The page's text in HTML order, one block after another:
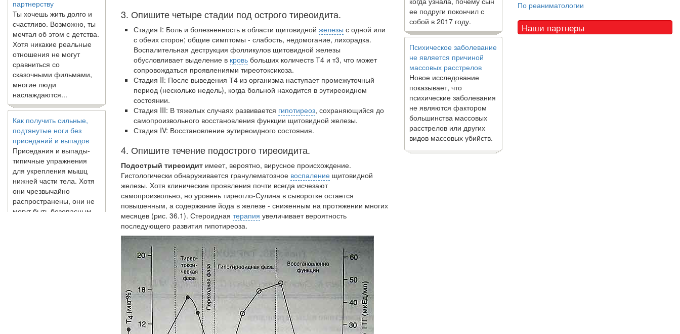
счастливо. Возможно, ты
мечтал об этом с детства.
Хотя никакие реальные
отношения не могут
сравниться со
сказочными фильмами,
многие люди
наслаждаются...
Как получить сильные,
подтянутые ноги без
приседаний и выпадов
Приседания и выпады-
типичные упражнения
для укрепления мышц
нижней части тела. Хотя
они чрезвычайно
распространены, они не
могут быть безопасным
вариантом для всех.
3. Опишите четыре стадии под острого тиреоидита.
Стадия I: Боль и болезненность в области щитовидной железы с одной или
с обеих сторон; общие симптомы - слабость, недомогание, лихорадка.
Воспа­лительная деструкция фолликулов щитовидной железы
обусловливает выде­ление в кровь больших количеств Т4 и т3, что может
сопровождаться прояв­лениями тиреотоксикоза.
Стадия II: После выведения Т4 из организма наступает промежуточный
пери­од (несколько недель), когда больной находится в эутиреоидном
состоянии.
Стадия III: В тяжелых случаях развивается гипотиреоз, сохраняющийся до
са­мопроизвольного восстановления функции щитовидной железы.
Стадия IV: Восстановление эутиреоидного состояния.
4. Опишите течение подострого тиреоидита.
Подострый тиреоидит имеет, вероятно, вирусное происхождение.
Гистологичес­ки обнаруживается гранулематозное воспаление щитовидной
железы. Хотя клини­ческие проявления почти всегда исчезают
самопроизвольно, но уровень тиреогло-Сулина в сыворотке остается
повышенным, а содержание йода в железе - снижен­ным на протяжении многих
месяцев (рис. 36.1). Стероидная терапия увеличивает вероятность
последующего развития гипотиреоза.
ее подруги покончил с
собой в 2017 году.
Психическое заболевание
не является причиной
массовых расстрелов
Новое исследование
показывает, что
психические заболевания
не являются фактором
большинства массовых
расстрелов или других
видов массовых убийств.
По реаниматологии
Наши партнеры